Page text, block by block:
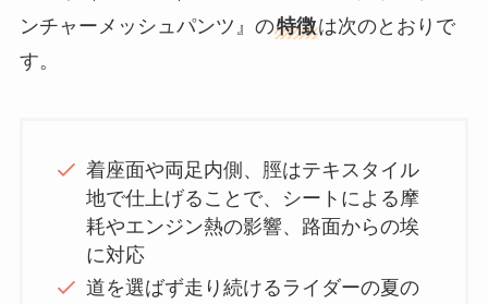
ンチャーメッシュパンツ』の特徴は次のとおりで
す。
着座面や両足内側、脛はテキスタイル
地で仕上げることで、シートによる摩
耗やエンジン熱の影響、路面からの埃
に対応
道を選ばず走り続けるライダーの夏の